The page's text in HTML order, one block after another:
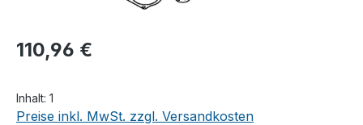
110,96 €
Inhalt: 1
Preise inkl. MwSt. zzgl. Versandkosten